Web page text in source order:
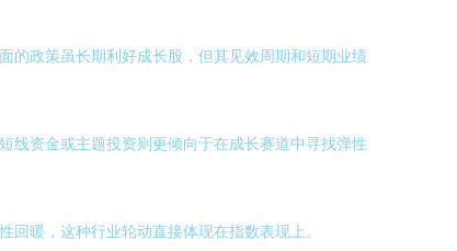
的政策虽长期利好成长股，但其见效周期和短期业绩
线资金或主题投资则更倾向于在成长赛道中寻找弹性
暖，这种行业轮动直接体现在指数表现上。